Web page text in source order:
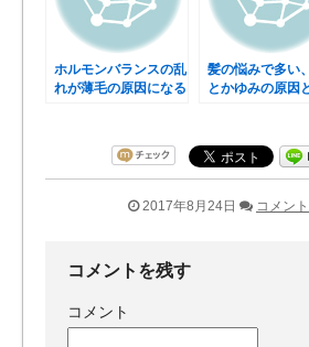
ホルモンバランスの乱
れが薄毛の原因になる
髪の悩みで多い
とかゆみの原因
2017年8月24日 コメン
コメントを残す
コメント